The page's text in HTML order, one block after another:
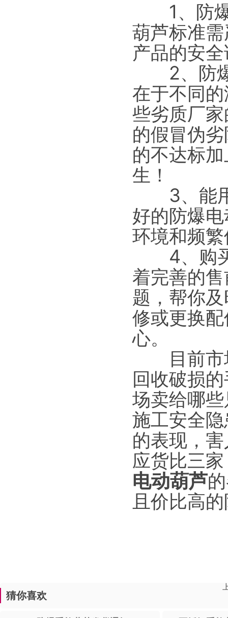
1、防爆
葫芦标准
产品的安
2、防爆
在于不同
些劣质厂
的假冒伪
的不达标
生！
3、能用
好的防爆
环境和频
4、购买
着完善的
题，帮你
修或更换
心。
目前市场
回收破损
场卖给哪
施工安全
的表现，
应货比三
电动葫芦
且价比高
猜你喜欢